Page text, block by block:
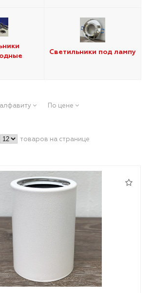
Светильники под лампу
По цене
товаров на странице